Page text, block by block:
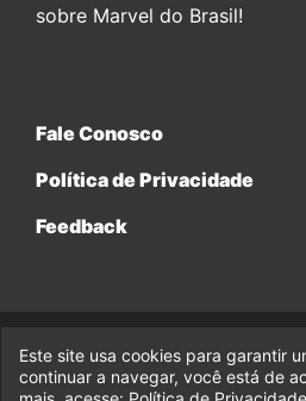
sobre Marvel do Brasil!
Fale Conosco
Política de Privacidade
Feedback
© 2017-2026 Legado da Marvel,
Enterprises.
Este site usa cookies para garantir
continuar a navegar, você está de